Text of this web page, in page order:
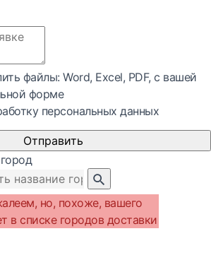
файлы: Word, Exсel, PDF, с вашей
форме
персональных данных
Отправить
но, похоже, вашего
в списке городов доставки